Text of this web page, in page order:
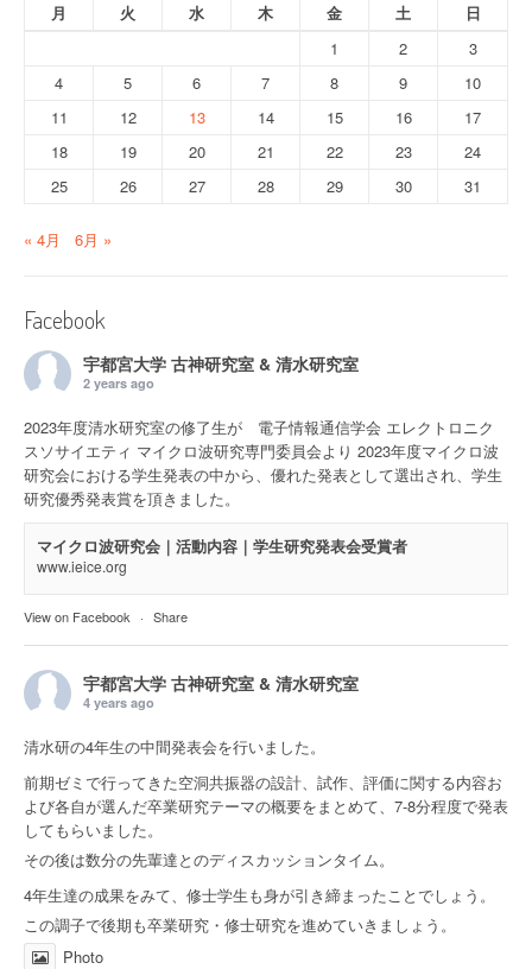
月 火 水 木 金 土
日
1
2
3
4
5 6 7 8 9
10
11
12 13 14 15 16
17
18
19 20 21 22 23
24
25
26 27 28 29 30 31
« 4月 6月 »
Facebook
宇都宮大学 古神研究室 & 清水研究室
2 years ago
2023年度清水研究室の修了生が 電子情報通信学会 エレクトロニク
スソサイエティ マイクロ波研究専門委員会より 2023年度マイクロ波
研究会における学生発表の中から、優れた発表として選出され、学生
研究優秀発表賞を頂きました。
マイクロ波研究会｜活動内容｜学生研究発表会受賞者
www.ieice.org
View on Facebook · Share
宇都宮大学 古神研究室 & 清水研究室
4 years ago
清水研の4年生の中間発表会を行いました。
前期ゼミで行ってきた空洞共振器の設計、試作、評価に関する内容お
よび各自が選んだ卒業研究テーマの概要をまとめて、7-8分程度で発表
してもらいました。
その後は数分の先輩達とのディスカッションタイム。
4年生達の成果をみて、修士学生も身が引き締まったことでしょう。
この調子で後期も卒業研究・修士研究を進めていきましょう。
Photo